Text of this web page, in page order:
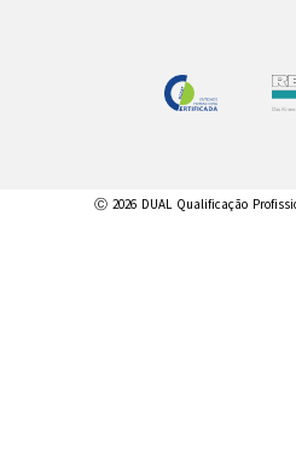
Ⓒ 2026 DUAL Qualificação